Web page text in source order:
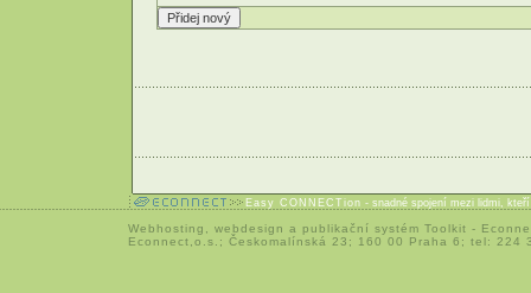
Easy CONNECTion - snadné spojení mezi lidmi,
Webhosting webdesign a publikační systém Toolkit -
Econnect,o.s.; Českomalínská 23; 160 00 Praha 6; tel: 224